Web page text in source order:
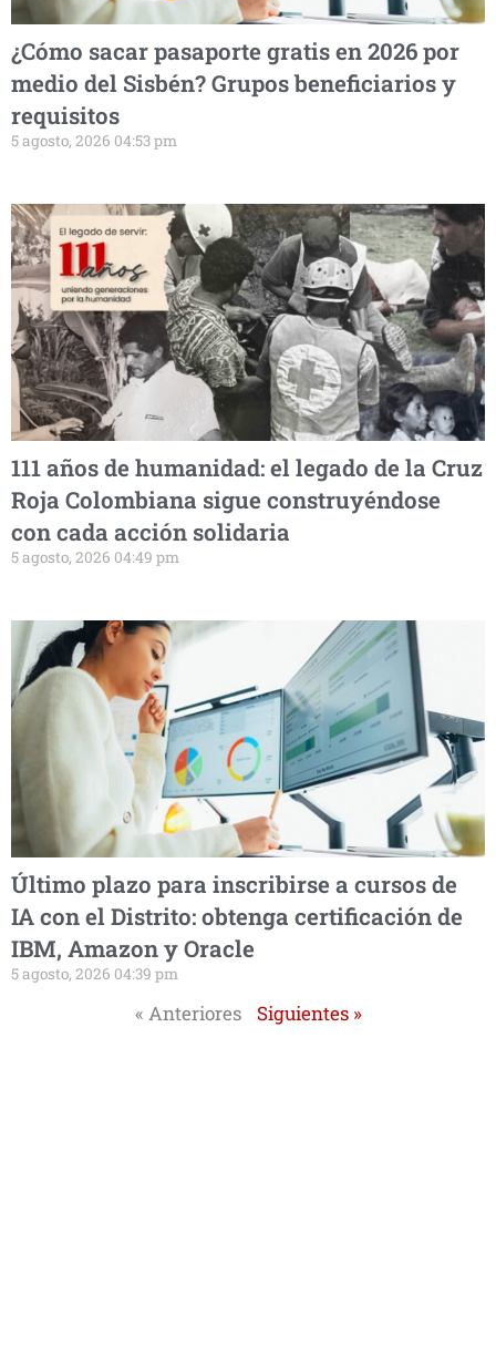
¿Cómo sacar pasaporte gratis en 2026 por
medio del Sisbén? Grupos beneficiarios y
requisitos
5 agosto, 2026 04:53 pm
111 años de humanidad: el legado de la Cruz
Roja Colombiana sigue construyéndose
con cada acción solidaria
5 agosto, 2026 04:49 pm
Último plazo para inscribirse a cursos de
IA con el Distrito: obtenga certificación de
IBM, Amazon y Oracle
5 agosto, 2026 04:39 pm
« Anteriores Siguientes »